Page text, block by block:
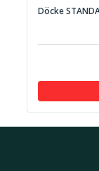
Döcke